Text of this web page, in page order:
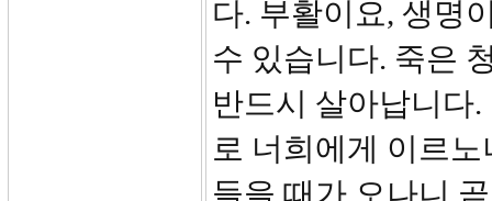
다. 부활이요, 생명
수 있습니다. 죽은
반드시 살아납니다
로 너희에게 이르
들을 때가 오나니